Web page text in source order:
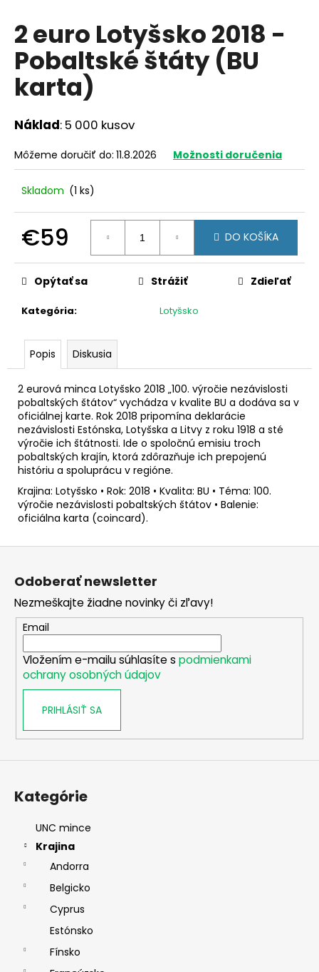
2 euro Lotyšsko 2018 -
Pobaltské štáty (BU
karta)
Náklad: 5 000 kusov
Môžeme doručiť do: 11.8.2026 Možnosti doručenia
Skladom (1 ks)
€59
cena:
DO KOŠÍKA
Kategória: Lotyšsko
Opýtať sa Strážiť Zdieľať
Popis Diskusia
2 eurová minca Lotyšsko 2018 „100. výročie nezávislosti
pobaltských štátov“ vychádza v kvalite BU a dodáva sa v
oficiálnej karte. Rok 2018 pripomína deklarácie
nezávislosti Estónska, Lotyšska a Litvy z roku 1918 a sté
výročie ich štátnosti. Ide o spoločnú emisiu troch
pobaltských krajín, ktorá zdôrazňuje ich prepojenú
históriu a spoluprácu v regióne.
Krajina: Lotyšsko • Rok: 2018 • Kvalita: BU • Téma: 100.
výročie nezávislosti pobaltských štátov • Balenie:
oficiálna karta (coincard).
j
s
ť
?
O
d
p
o
ú
e
2
EURO
GRÉCKO
2026
-
AKADÉMIA
ATÉNY
(BU
KARTA)
€29
Z
Odoberať newsletter
Nezmeškajte žiadne novinky či zľavy!
Email
Vložením e-mailu súhlasíte s podmienkami
ochrany osobných údajov
PRIHLÁSIŤ SA
Kategórie
UNC mince
Krajina
Andorra
Belgicko
Cyprus
Estónsko
Fínsko